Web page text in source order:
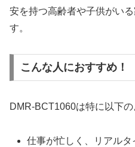
安を持つ高齢者や子供がい
す。
こんな人におすすめ！
DMR-BCT1060は特に以下
仕事が忙しく、リアル